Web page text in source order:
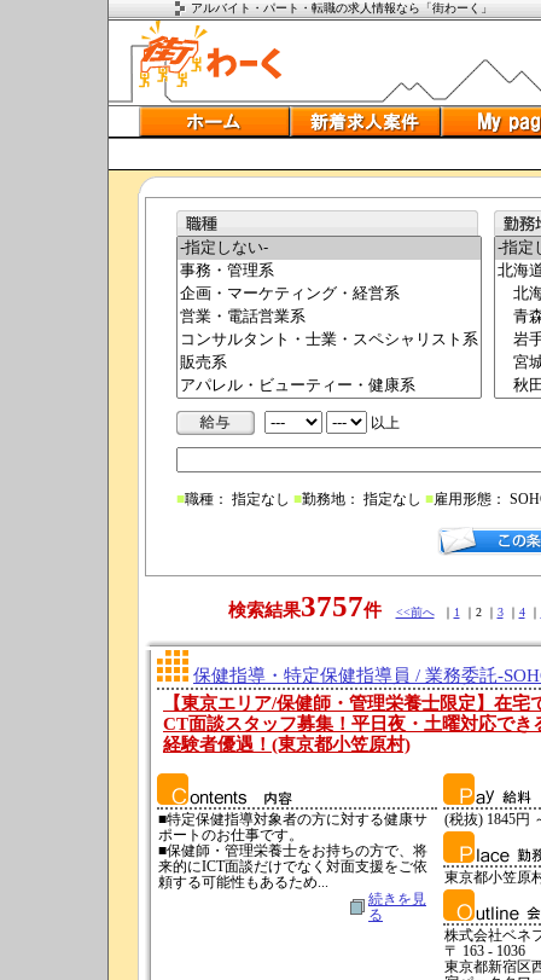
アルバイト・パート・転職の求人情報なら「街わーく」
以上
■職種： 指定なし ■勤務地： 指定なし ■雇用形態：
検索結果3757件 <<前へ｜ 1 ｜2 ｜ 3｜ 4｜
保健指導・特定保健指導員 / 業務委託-
【東京エリア/保健師・管理栄養士限定】在宅
CT面談スタッフ募集！平日夜・土曜対応で
経験者優遇！(東京都小笠原村)
■特定保健指導対象者の方に対する健康サ
ポートのお仕事です。
■保健師・管理栄養士をお持ちの方で、将
来的にICT面談だけでなく対面支援をご依
頼する可能性もあるため...
続きを見
る
(税抜) 1845円
東京都小笠原
株式会社ベネ
〒 163 - 1036
東京都新宿区